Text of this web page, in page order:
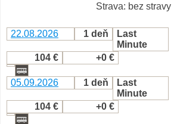
Strava: bez stravy
22.08.2026 1 deň
Last
Minute
104 €
+0 €
05.09.2026 1 deň
Last
Minute
104 €
+0 €